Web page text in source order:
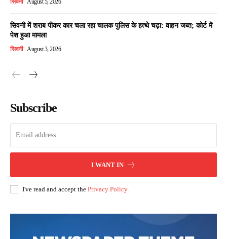
सिवनी August 5, 2026
सिवनी में शराब पीकर कार चला रहा चालक पुलिस के हत्थे चढ़ा: वाहन जब्त; कोर्ट में
पेश हुआ मामला
सिवनी August 3, 2026
Subscribe
I WANT IN
I've read and accept the Privacy Policy.